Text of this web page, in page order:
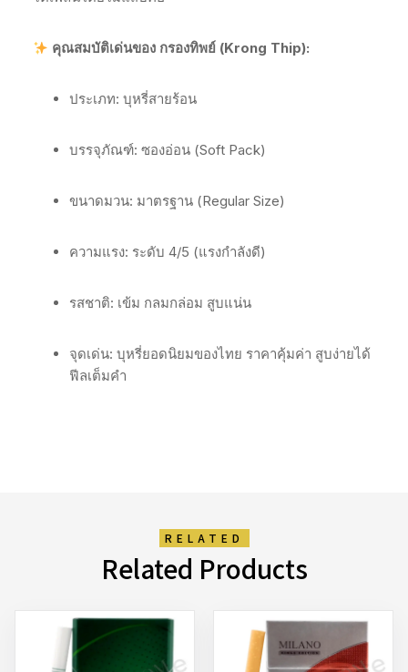
คุณสมบัติเด่นของ กรองทิพย์ (Krong Thip):
ประเภท: บุหรี่สายร้อน
บรรจุภัณฑ์: ซองอ่อน (Soft Pack)
ขนาดมวน: มาตรฐาน (Regular Size)
ความแรง: ระดับ 4/5 (แรงกำลังดี)
รสชาติ: เข้ม กลมกล่อม สูบแน่น
จุดเด่น: บุหรี่ยอดนิยมของไทย ราคาคุ้มค่า สูบง่ายได้
ฟีลเต็มคำ
RELATED
Related Products